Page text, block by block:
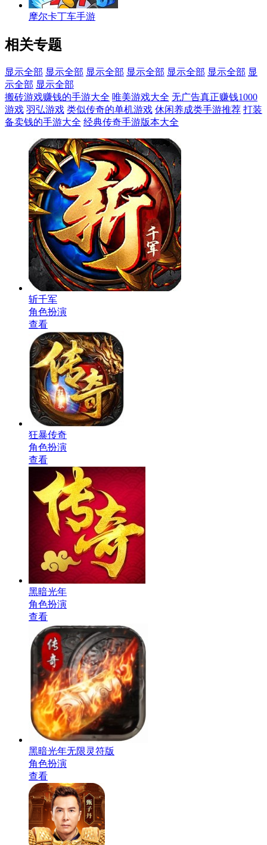
摩尔卡丁车手游
相关专题
显示全部 显示全部 显示全部 显示全部 显示全部 显示全部 显
示全部 显示全部
搬砖游戏赚钱的手游大全 唯美游戏大全 无广告真正赚钱1000
游戏 羽弘游戏 类似传奇的单机游戏 休闲养成类手游推荐 打装
备卖钱的手游大全 经典传奇手游版本大全
斩千军
角色扮演
查看
狂暴传奇
角色扮演
查看
黑暗光年
角色扮演
查看
黑暗光年无限灵符版
角色扮演
查看